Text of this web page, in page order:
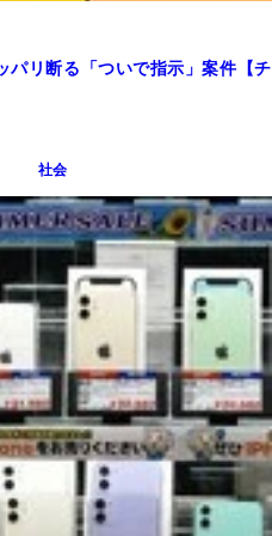
パリ断る「ついで指示」案件【チ
社会